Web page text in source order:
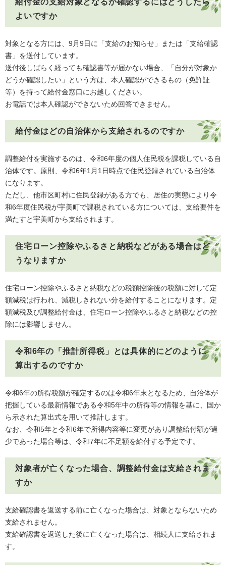
給付金の支給対象となるか確認するにはどうしたら
よいですか
対象となる方には、9月9日に「支給のお知らせ」または「支給確認
書」を送付しています。
送付後しばらく経っても確認書等が届かない場合、「自分が対象か
どうか確認したい」という方は、本人確認ができるもの（免許証
等）を持って給付金窓口にお越しください。
お電話では本人確認ができないため回答できません。
給付金はどの自治体から支給されるのですか
​調整給付を実施するのは、令和6年度の個人住民税を課税している自
治体です。原則、令和6年1月1日時点で住民登録されている自治体
になります。
ただし、他市区町村に住民登録がある方でも、居住の実態により令
和6年度住民税が宇美町で課税されている方については、支給要件を
満たすと宇美町から支給されます。
住宅ローン控除やふるさと納税などがある場合はど
うなりますか
住宅ローン控除やふるさと納税などの税額控除後の税額に対して定
額減税は行われ、減税しきれない分を給付することになります。定
額減税及び調整給付金は、住宅ローン控除やふるさと納税などの控
除には影響しません。
令和6年の「推計所得税」とは具体的にどのように
算出するのですか
令和6年の所得税額が確定するのは令和6年末となるため、自治体が
把握している最新情報である令和5年中の所得等の情報を基に、国か
ら示された算出式を用いて推計します。
​なお、令和5年と令和6年で所得内容等に変更があり調整給付額が過
少であった場合等は、令和7年に不足額を給付する予定です。
対象者が亡くなった場合、調整給付金は支給されま
すか
支給確認書を返送する前に亡くなった場合は、対象とならないため
支給されません。
支給確認書を返送した後に亡くなった場合は、相続人に支給されま
す。